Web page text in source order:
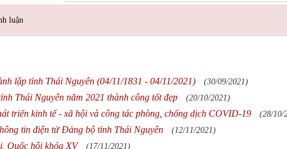
luận
lập tỉnh Thái Nguyên (04/11/1831 - 04/11/2021) (30/09/2021)
Thái Nguyên năm 2021 thành công tốt đẹp (20/10/2021)
triển kinh tế - xã hội và công tác phòng, chống dịch COVID-19 (28/10/
tin điện tử Đảng bộ tỉnh Thái Nguyên (12/11/2021)
Quốc hội khóa XV (17/11/2021)